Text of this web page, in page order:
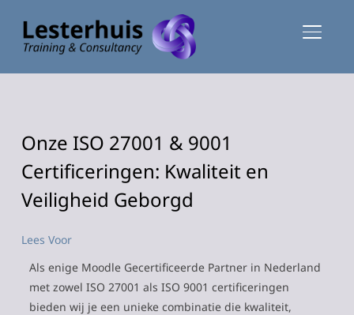
Onze ISO 27001 & 9001
Certificeringen: Kwaliteit en
Veiligheid Geborgd
Lees Voor
Als enige Moodle Gecertificeerde Partner in Nederland
met zowel ISO 27001 als ISO 9001 certificeringen
bieden wij je een unieke combinatie die kwaliteit,